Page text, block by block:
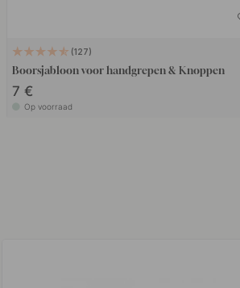
127
Boorsjabloon voor handgrepen & Knoppen
7 €
Op voorraad